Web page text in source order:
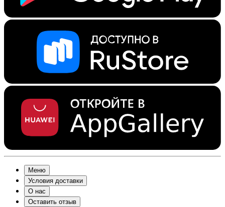
Меню
Условия доставки
О нас
Оставить отзыв